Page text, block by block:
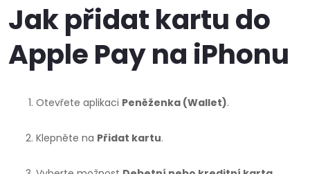
Jak přidat kartu do
Apple Pay na iPhonu
Otevřete aplikaci Peněženka (Wallet).
Klepněte na Přidat kartu.